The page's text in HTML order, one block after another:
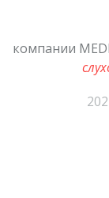
компании